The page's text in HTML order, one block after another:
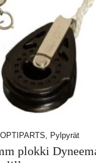
Pylpyrät
plokki